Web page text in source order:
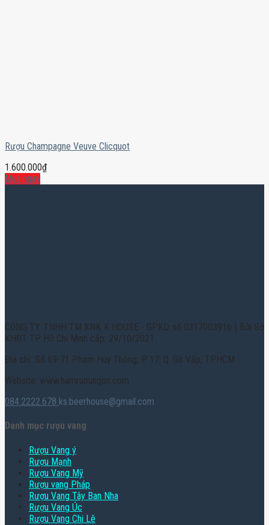
Rượu Champagne Veuve Clicquot
1.600.000₫
Mua ngay
CÔNG TY TNHH TM XNK K HOUSE - GPKD số 0317003916 | Bởi Sở
KHĐT TP. Hồ Chí Minh cấp: 29/10/2021
Địa chỉ: Số 69-71 Phạm Huy Thông, P. 17, Q. Gò Vấp, TPHCM
Website: www.hamruoungon.com
084.2222.678 ks.beerhouse@gmail.com
Danh mục rượu vang
Rượu Vang ý
Rượu Mạnh
Rượu Vang Mỹ
Rượu vang Pháp
Rượu Vang Tây Ban Nha
Rượu Vang Úc
Rượu Vang Chi Lê